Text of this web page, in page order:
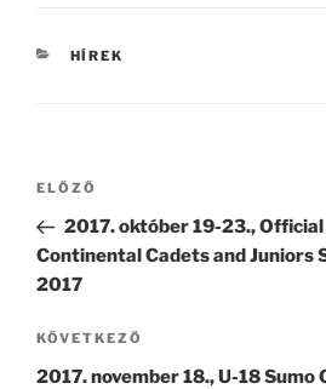
KATEGÓRIÁK
HÍREK
Bejegyzés
Korábbi
bejegyzés
ELŐZŐ
2017. október 19-23., Official
Continental Cadets and Juniors
2017
Következő
bejegyzés
KÖVETKEZŐ
2017. november 18., U-18 Sumo